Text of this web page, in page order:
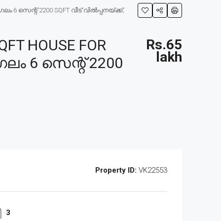
6 സെന്റ് 2200 SQFT വീട് വിൽപ്പനയ്ക്ക്,
HOUSE FOR
6 സെന്റ് 2200
Rs.65
lakh
Property ID: VK22553
3